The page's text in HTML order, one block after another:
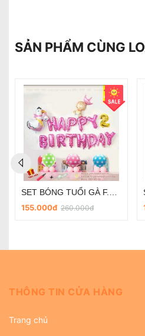
SẢN PHẨM CÙNG
155.000đ 260.000đ
THÔNG TIN CỬA HÀNG
Trang chủ